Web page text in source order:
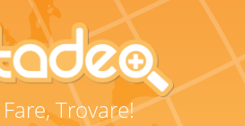
Trovare!